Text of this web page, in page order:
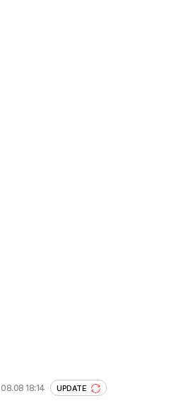
08.08 18:14 UPDATE